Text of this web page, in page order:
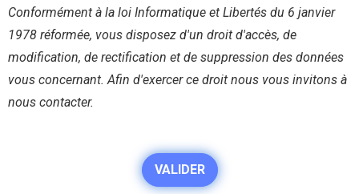
Conformément à la loi Informatique et Libertés du 6 janvier
1978 réformée, vous disposez d'un droit d'accès, de
modification, de rectification et de suppression des données
vous concernant. Afin d'exercer ce droit nous vous invitons à
nous contacter.